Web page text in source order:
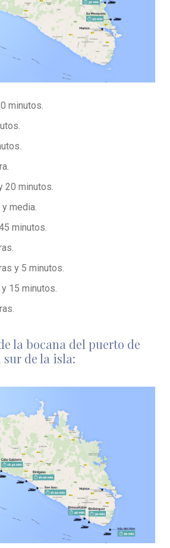
minutos.
20 minutos.
y media.
minutos.
y 5 minutos.
y 15 minutos.
la bocana del puerto de
de la isla: